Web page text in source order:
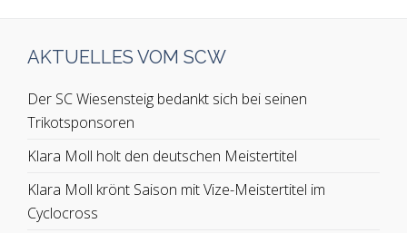
AKTUELLES VOM SCW
Der SC Wiesensteig bedankt sich bei seinen
Trikotsponsoren
Klara Moll holt den deutschen Meistertitel
Klara Moll krönt Saison mit Vize-Meistertitel im
Cyclocross